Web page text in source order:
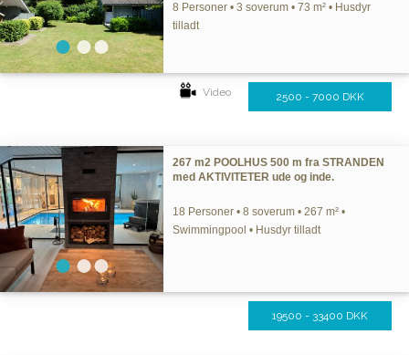
8 Personer • 3 soverum • 73 m² • Husdyr
tilladt
Video 2500 - 7000 DKK
267 m2 POOLHUS 500 m fra STRANDEN
med AKTIVITETER ude og inde.
18 Personer • 8 soverum • 267 m² •
Swimmingpool • Husdyr tilladt
19500 - 33400 DKK